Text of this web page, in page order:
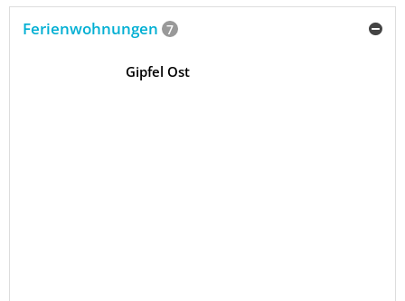
Ferienwohnungen 7
Gipfel Ost